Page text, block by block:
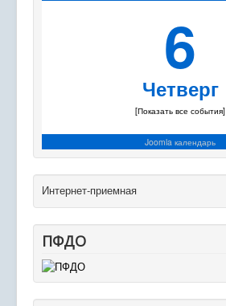
6
Четверг
[Показать все события]
Joomla календарь
Интернет-приемная
ПФДО